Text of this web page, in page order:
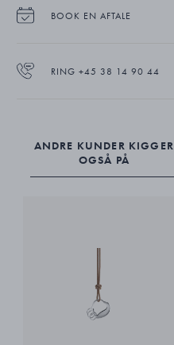
BOOK EN AFTALE
RING +45 38 14 90 44
ANDRE KUNDER KIGGER
OGSÅ PÅ